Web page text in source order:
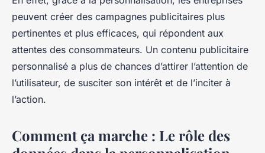
peuvent créer des campagnes publicitaires plus
pertinentes et plus efficaces, qui répondent aux
attentes des consommateurs. Un contenu publicitaire
personnalisé a plus de chances d’attirer l’attention de
l’utilisateur, de susciter son intérêt et de l’inciter à
l’action.
Comment ça marche : Le rôle des